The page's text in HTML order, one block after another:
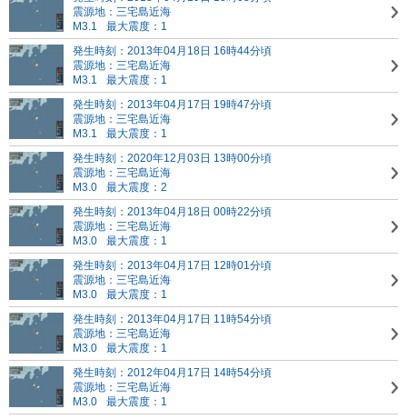
震源地：三宅島近海
M3.1
最大震度：1
発生時刻：2013年04月18日 16時44分頃
震源地：三宅島近海
M3.1
最大震度：1
発生時刻：2013年04月17日 19時47分頃
震源地：三宅島近海
M3.1
最大震度：1
発生時刻：2020年12月03日 13時00分頃
震源地：三宅島近海
M3.0
最大震度：2
発生時刻：2013年04月18日 00時22分頃
震源地：三宅島近海
M3.0
最大震度：1
発生時刻：2013年04月17日 12時01分頃
震源地：三宅島近海
M3.0
最大震度：1
発生時刻：2013年04月17日 11時54分頃
震源地：三宅島近海
M3.0
最大震度：1
発生時刻：2012年04月17日 14時54分頃
震源地：三宅島近海
M3.0
最大震度：1